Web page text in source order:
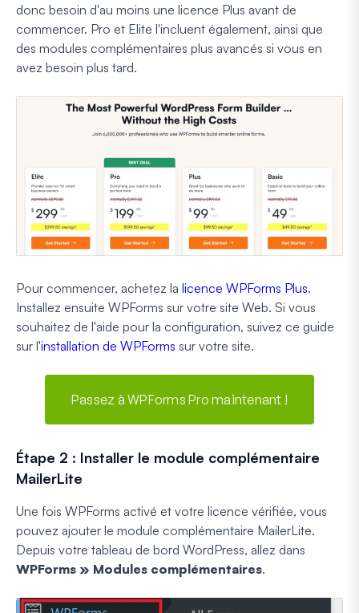
donc besoin d'au moins une licence Plus avant de
commencer. Pro et Elite l'incluent également, ainsi que
des modules complémentaires plus avancés si vous en
avez besoin plus tard.
Pour commencer, achetez la licence WPForms Plus.
Installez ensuite WPForms sur votre site Web. Si vous
souhaitez de l'aide pour la configuration, suivez ce guide
sur l'installation de WPForms sur votre site.
Passez à WPForms Pro maintenant !
Étape 2 : Installer le module complémentaire
MailerLite
Une fois WPForms activé et votre licence vérifiée, vous
pouvez ajouter le module complémentaire MailerLite.
Depuis votre tableau de bord WordPress, allez dans
WPForms » Modules complémentaires.